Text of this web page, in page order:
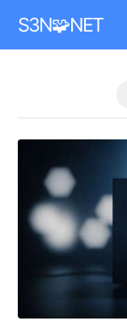
S3N🧩NET